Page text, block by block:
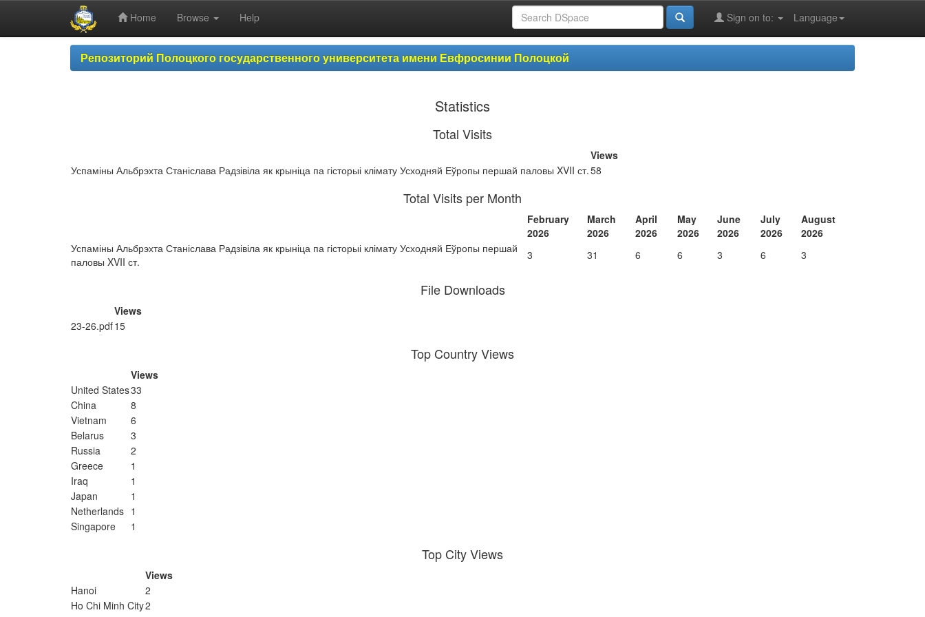
Home Browse Help Language
Sign on to:
Репозиторий Полоцкого государственного университета имени Евфросинии Полоцкой
Statistics
Total Visits
Views
Успаміны Альбрэхта Станіслава Радзівіла як крыніца па гісторыі клімату Усходняй Еўропы першай паловы XVII ст.58
Total Visits per Month
February
2026
March
2026
April
2026
May
2026
June
2026
July
2026
August
2026
Успаміны Альбрэхта Станіслава Радзівіла як крыніца па гісторыі клімату Усходняй Еўропы першай
паловы XVII ст.
3 31 6 6 3 6 3
File Downloads
Views
23-26.pdf15
Top Country Views
Views
United States33
China
8
Vietnam
6
Belarus
3
Russia
2
Greece
1
Iraq
1
Japan
1
Netherlands 1
Singapore
1
Top City Views
Views
Hanoi
2
Ho Chi Minh City2